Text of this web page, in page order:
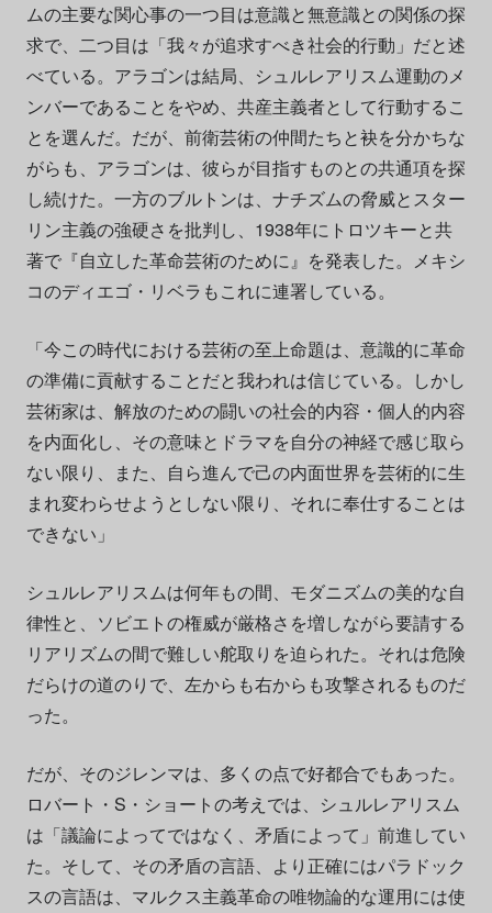
ムの主要な関心事の一つ目は意識と無意識との関係の探
求で、二つ目は「我々が追求すべき社会的行動」だと述
べている。アラゴンは結局、シュルレアリスム運動のメ
ンバーであることをやめ、共産主義者として行動するこ
とを選んだ。だが、前衛芸術の仲間たちと袂を分かちな
がらも、アラゴンは、彼らが目指すものとの共通項を探
し続けた。一方のブルトンは、ナチズムの脅威とスター
リン主義の強硬さを批判し、1938年にトロツキーと共
著で『自立した革命芸術のために』を発表した。メキシ
コのディエゴ・リベラもこれに連署している。
「今この時代における芸術の至上命題は、意識的に革命
の準備に貢献することだと我われは信じている。しかし
芸術家は、解放のための闘いの社会的内容・個人的内容
を内面化し、その意味とドラマを自分の神経で感じ取ら
ない限り、また、自ら進んで己の内面世界を芸術的に生
まれ変わらせようとしない限り、それに奉仕することは
できない」
シュルレアリスムは何年もの間、モダニズムの美的な自
律性と、ソビエトの権威が厳格さを増しながら要請する
リアリズムの間で難しい舵取りを迫られた。それは危険
だらけの道のりで、左からも右からも攻撃されるものだ
った。
だが、そのジレンマは、多くの点で好都合でもあった。
ロバート・S・ショートの考えでは、シュルレアリスム
は「議論によってではなく、矛盾によって」前進してい
た。そして、その矛盾の言語、より正確にはパラドック
スの言語は、マルクス主義革命の唯物論的な運用には使